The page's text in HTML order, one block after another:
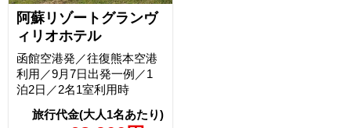
阿蘇リゾートグランヴ
ィリオホテル
函館空港発／往復熊本空港
利用／9月7日出発一例／1
泊2日／2名1室利用時